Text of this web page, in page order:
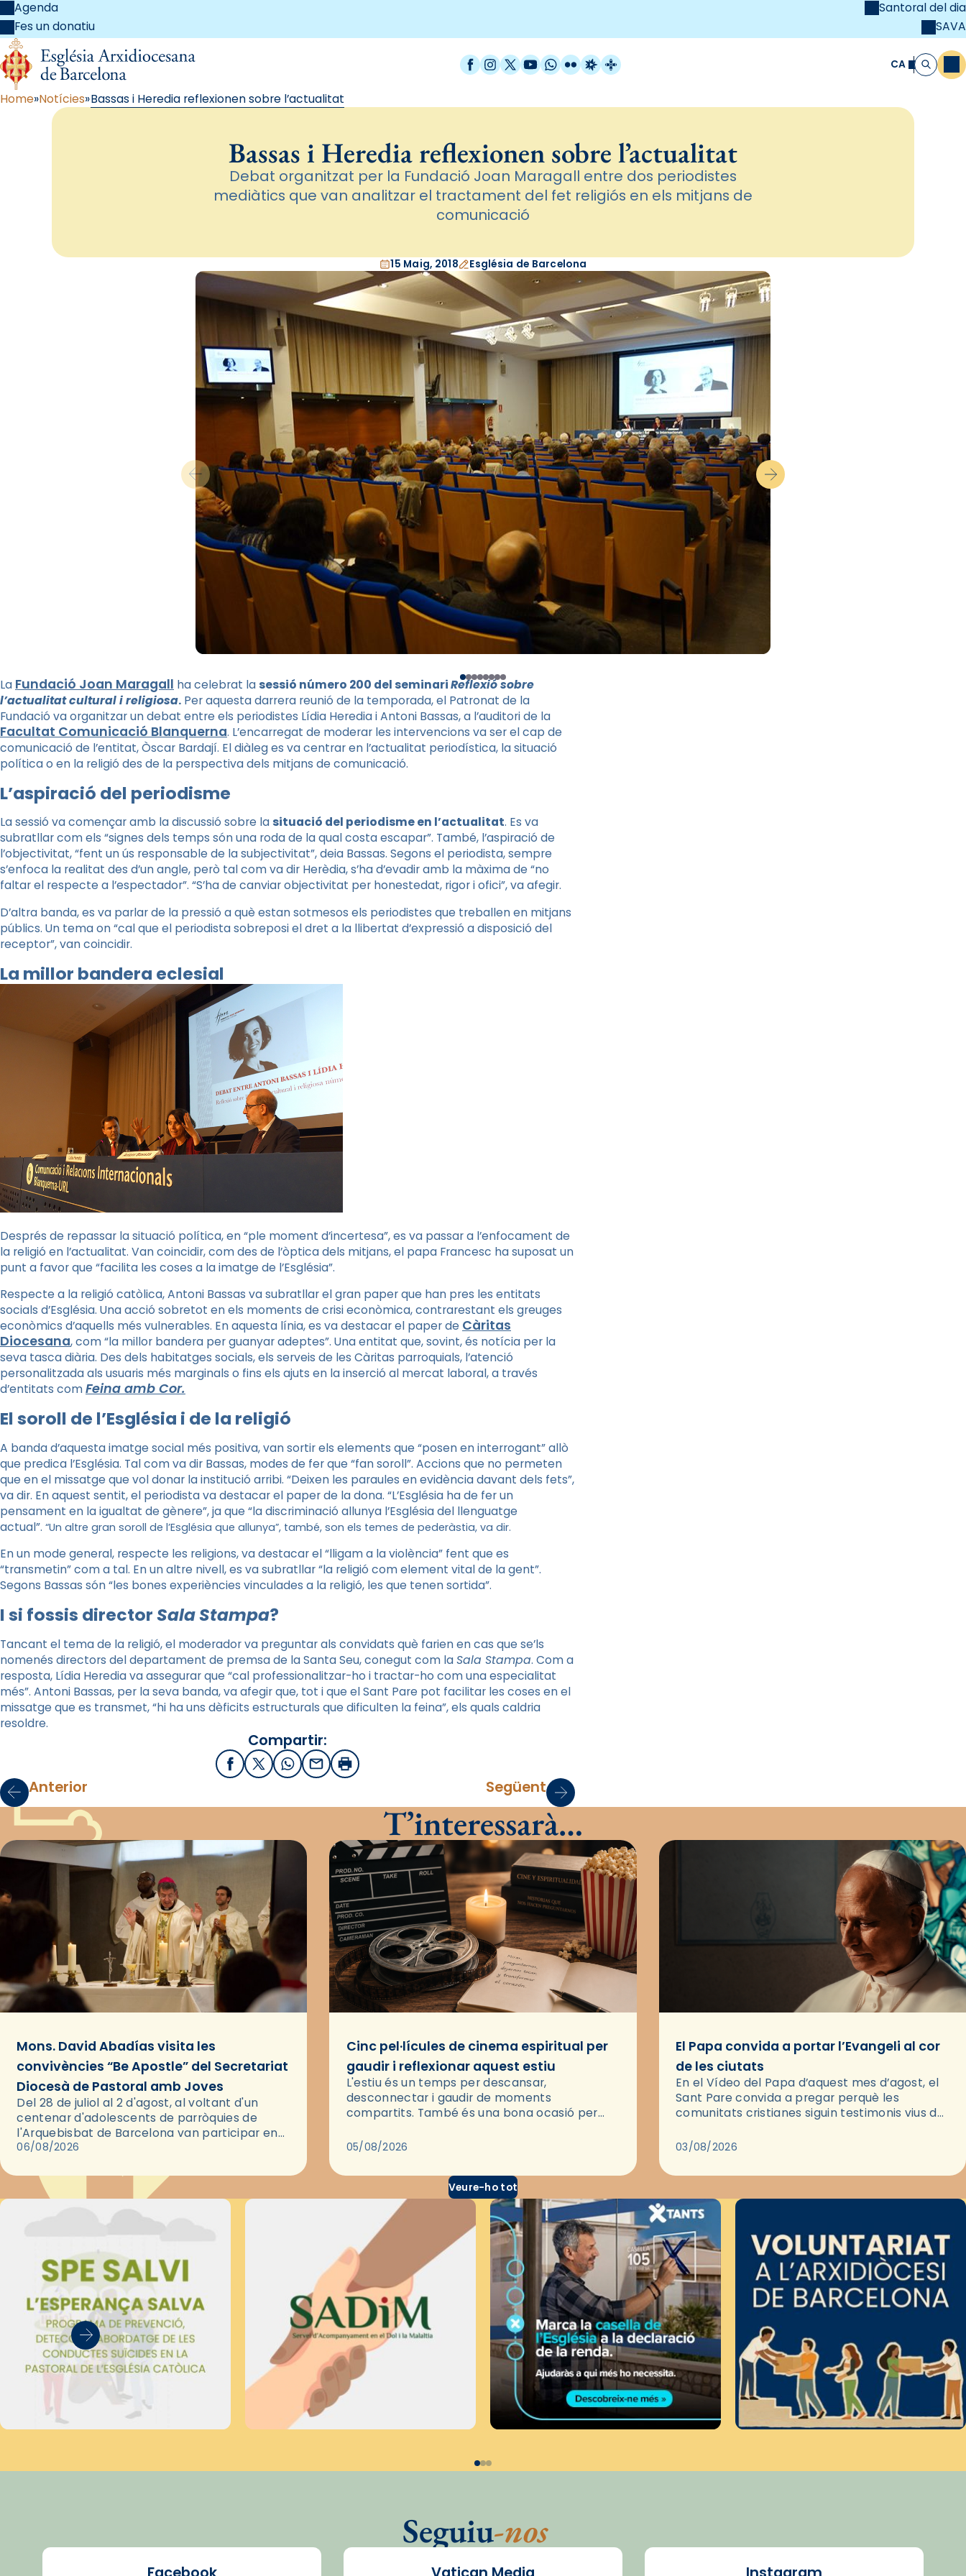
Agenda
Fes un donatiu
Santoral del dia
SAVA
Facebook
Instagram
X / Twitter
YouTube
WhatsApp
FlickrRadio Estel
Catalunya Cristiana CA Cerca
Home Notícies Bassas i Heredia reflexionen sobre l’actualitat
Bassas i Heredia reflexionen sobre l’actualitat
Debat organitzat per la Fundació Joan Maragall entre dos periodistes
mediàtics que van analitzar el tractament del fet religiós en els mitjans de
comunicació
15 Maig, 2018 Església de Barcelona
La Fundació Joan Maragall ha celebrat la sessió número 200 del seminariReflexió sobre
l’actualitat cultural i religiosa. Per aquesta darrera reunió de la temporada, el Patronat de la
Fundació va organitzar un debat entre els periodistes Lídia Heredia i Antoni Bassas, a l’auditori de la
Facultat Comunicació Blanquerna. L’encarregat de moderar les intervencions va ser el cap de
comunicació de l’entitat, Òscar Bardají. El diàleg es va centrar en l’actualitat periodística, la situació
política o en la religió des de la perspectiva dels mitjans de comunicació.
L’aspiració del periodisme
La sessió va començar amb la discussió sobre la situació del periodisme en l’actualitat. Es va
subratllar com els “signes dels temps són una roda de la qual costa escapar”. També, l’aspiració de
l’objectivitat, “fent un ús responsable de la subjectivitat”, deia Bassas. Segons el periodista, sempre
s’enfoca la realitat des d’un angle, però tal com va dir Herèdia, s’ha d’evadir amb la màxima de “no
faltar el respecte a l’espectador”. “S’ha de canviar objectivitat per honestedat, rigor i ofici”, va afegir.
D’altra banda, es va parlar de la pressió a què estan sotmesos els periodistes que treballen en mitjans
públics. Un tema on “cal que el periodista sobreposi el dret a la llibertat d’expressió a disposició del
receptor”, van coincidir.
La millor bandera eclesial
Després de repassar la situació política, en “ple moment d’incertesa”, es va passar a l’enfocament de
la religió en l’actualitat. Van coincidir, com des de l’òptica dels mitjans, el papa Francesc ha suposat un
punt a favor que “facilita les coses a la imatge de l’Església”.
Respecte a la religió catòlica, Antoni Bassas va subratllar el gran paper que han pres les entitats
socials d’Església. Una acció sobretot en els moments de crisi econòmica, contrarestant els greuges
econòmics d’aquells més vulnerables. En aquesta línia, es va destacar el paper de Càritas
Diocesana, com “la millor bandera per guanyar adeptes”. Una entitat que, sovint, és notícia per la
seva tasca diària. Des dels habitatges socials, els serveis de les Càritas parroquials, l’atenció
personalitzada als usuaris més marginals o fins els ajuts en la inserció al mercat laboral, a través
d’entitats comFeina amb Cor.
El soroll de l’Església i de la religió
A banda d’aquesta imatge social més positiva, van sortir els elements que “posen en interrogant” allò
que predica l’Església. Tal com va dir Bassas, modes de fer que “fan soroll”. Accions que no permeten
que en el missatge que vol donar la institució arribi. “Deixen les paraules en evidència davant dels fets”,
va dir. En aquest sentit, el periodista va destacar el paper de la dona. “L’Església ha de fer un
pensament en la igualtat de gènere”, ja que “la discriminació allunya l’Església del llenguatge
actual”. “Un altre gran soroll de l’Església que allunya”, també, son els temes de pederàstia, va dir.
En un mode general, respecte les religions, va destacar el “lligam a la violència” fent que es
“transmetin” com a tal. En un altre nivell, es va subratllar “la religió com element vital de la gent”.
Segons Bassas són “les bones experiències vinculades a la religió, les que tenen sortida”.
I si fossis directorSala Stampa?
Tancant el tema de la religió, el moderador va preguntar als convidats què farien en cas que se’ls
nomenés directors del departament de premsa de la Santa Seu, conegut com laSala Stampa. Com a
resposta, Lídia Heredia va assegurar que “cal professionalitzar-ho i tractar-ho com una especialitat
més”. Antoni Bassas, per la seva banda, va afegir que, tot i que el Sant Pare pot facilitar les coses en el
missatge que es transmet, “hi ha uns dèficits estructurals que dificulten la feina”, els quals caldria
resoldre.
Compartir:
FacebookX / Twitter
WhatsApp
EmailImprimir
Anterior Següent
T’interessarà…
Mons. David Abadías visita les
convivències “Be Apostle” del Secretariat
Diocesà de Pastoral amb Joves
Del 28 de juliol al 2 d'agost, al voltant d'un
centenar d'adolescents de parròquies de
l'Arquebisbat de Barcelona van participar en
les convivències Be Apostle, organitzades pel
06/08/2026
Cinc pel·lícules de cinema espiritual per
gaudir i reflexionar aquest estiu
L'estiu és un temps per descansar,
desconnectar i gaudir de moments
compartits. També és una bona ocasió per
través del cinema, reflexionar sobre les…
05/08/2026
El Papa convida a portar l’Evangeli al cor
de les ciutats
En el Vídeo del Papa d’aquest mes d’agost, el
Sant Pare convida a pregar perquè les
comunitats cristianes siguin testimonis vius de
pregària, el…
03/08/2026
Veure-ho tot
Seguiu-nos